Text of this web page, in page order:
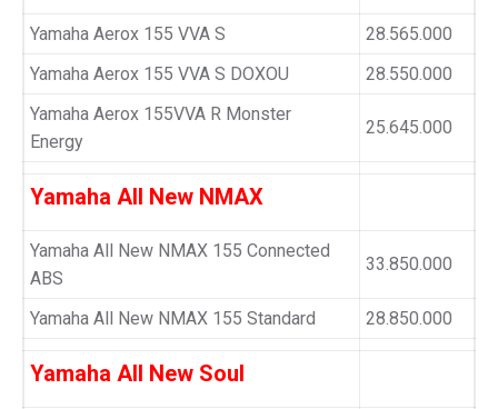
Yamaha Aerox 155 VVA S
28.565.000
Yamaha Aerox 155 VVA S DOXOU
28.550.000
Yamaha Aerox 155VVA R Monster
Energy
25.645.000
Yamaha All New NMAX
Yamaha All New NMAX 155 Connected
ABS
33.850.000
Yamaha All New NMAX 155 Standard 28.850.000
Yamaha All New Soul